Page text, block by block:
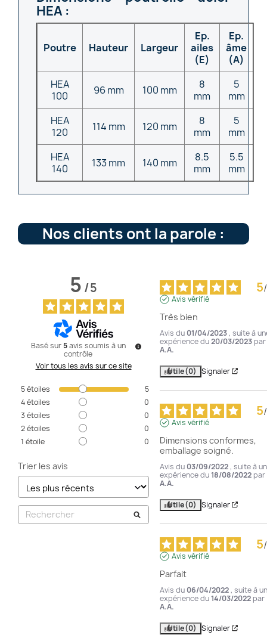
HEA :
Poutre Hauteur Largeur
Ep.
ailes
(E)
Ep.
âme
(A)
HEA
100
96 mm 100 mm
8
mm
5
mm
HEA
120
114 mm 120 mm
8
mm
5
mm
HEA
140
133 mm 140 mm
8.5
mm
5.5
mm
Nos clients ont la parole :
5/5
Basé sur 5 avis soumis à un
contrôle
Voir tous les avis sur ce site
5étoiles
5
4étoiles
0
3 étoiles
0
2étoiles
0
1 étoile 0
Trier les avis
5/
Avis vérifié
Très bien
Avis du 01/04/2023, suite à
expérience du20/03/2023 par
A.A.
Utile(0) Signaler
5/
Avis vérifié
Dimensions conformes,
emballage soigné.
Avis du 03/09/2022, suite à
expérience du18/08/2022 par
A.A.
Utile(0) Signaler
5/
Avis vérifié
Parfait
Avis du 06/04/2022, suite à
expérience du14/03/2022 par
A.A.
Utile(0) Signaler